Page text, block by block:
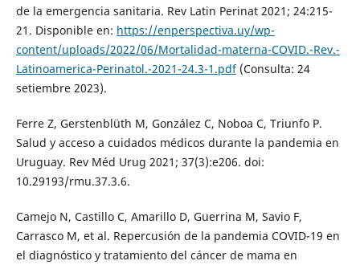
de la emergencia sanitaria. Rev Latin Perinat 2021; 24:215-
21. Disponible en: https://enperspectiva.uy/wp-
content/uploads/2022/06/Mortalidad-materna-COVID.-Rev.-
Latinoamerica-Perinatol.-2021-24.3-1.pdf(Consulta: 24
setiembre 2023).
Ferre Z, Gerstenblüth M, González C, Noboa C, Triunfo P.
Salud y acceso a cuidados médicos durante la pandemia en
Uruguay. Rev Méd Urug 2021; 37(3):e206. doi:
10.29193/rmu.37.3.6.
Camejo N, Castillo C, Amarillo D, Guerrina M, Savio F,
Carrasco M, et al. Repercusión de la pandemia COVID-19 en
el diagnóstico y tratamiento del cáncer de mama en